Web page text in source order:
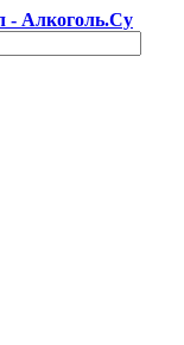
- Алкоголь.Су